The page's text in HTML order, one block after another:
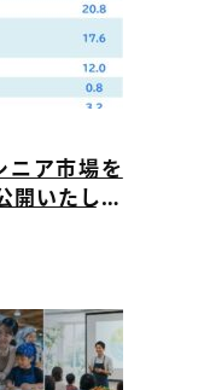
ニア市場を
開いたしま